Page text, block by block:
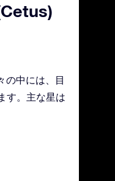
の中には、目
す。主な星は